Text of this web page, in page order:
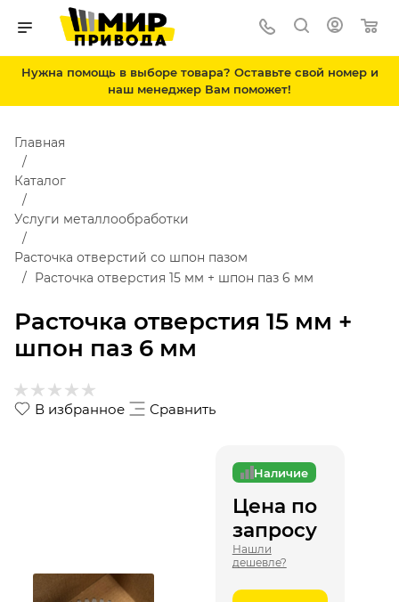
Нужна помощь в выборе товара? Оставьте свой номер и
наш менеджер Вам поможет!
Расточка отверстия 15 мм +
шпон паз 6 мм
Главная
Каталог
Услуги металлообработки
Расточка отверстий со шпон пазом
Расточка отверстия 15 мм + шпон паз 6 мм
В избранное Сравнить
Наличие
Цена по
запросу
Нашли
дешевле?